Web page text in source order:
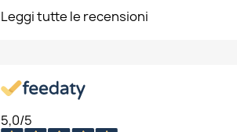
Leggi tutte le recensioni
5,0/5